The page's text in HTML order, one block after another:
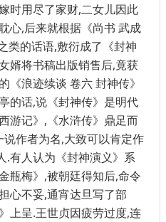
时用尽了家财,二女儿因此
心,后来就根据《尚书 武成
类的话语,敷衍成了《封神
婿将书稿出版销售后,竟获
《浪迹续谈 卷六 封神传》
的话,说《封神传》是明代
游记》,《水浒传》鼎足而
作者为名,大致可以肯定作
.有人认为《封神演义》系
瓶梅》,被朝廷得知后,命令
心不妥,通宵达旦写了部
上呈.王世贞因疲劳过度,连